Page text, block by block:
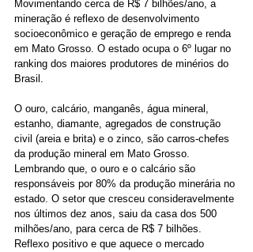
Movimentando cerca de R$ 7 bilhões/ano, a
mineração é reflexo de desenvolvimento
socioeconômico e geração de emprego e renda
em Mato Grosso. O estado ocupa o 6º lugar no
ranking dos maiores produtores de minérios do
Brasil.
O ouro, calcário, manganês, água mineral,
estanho, diamante, agregados de construção
civil (areia e brita) e o zinco, são carros-chefes
da produção mineral em Mato Grosso.
Lembrando que, o ouro e o calcário são
responsáveis por 80% da produção minerária no
estado. O setor que cresceu consideravelmente
nos últimos dez anos, saiu da casa dos 500
milhões/ano, para cerca de R$ 7 bilhões.
Reflexo positivo e que aquece o mercado